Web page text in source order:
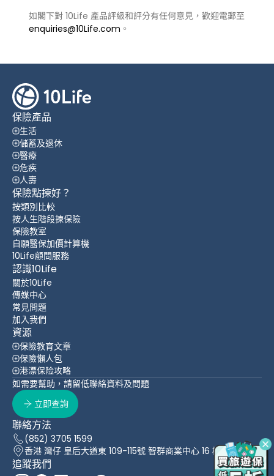
如閣下對 10Life 產品評級和評分有任何意見，歡迎電郵至
enquiries@10Life.com 。
保險產品
生活
儲蓄及退休
醫療
危疾
人壽
保險點揀好？
按類別比較
按人生階段揀保險
保險教室
自願醫保加價計算機
10Life顧問服務
認識10Life
關於10Life
傳媒中心
常見問題
加入我們
資源
保險教育文章
保險懶人包
港漂保险攻略
如需要幫助，請留低聯絡資料及問題
立即查詢
聯絡方法
(852) 3705 1599
香港 灣仔 皇后大道東 109-115號 智群商業中心 16 樓
追蹤我們